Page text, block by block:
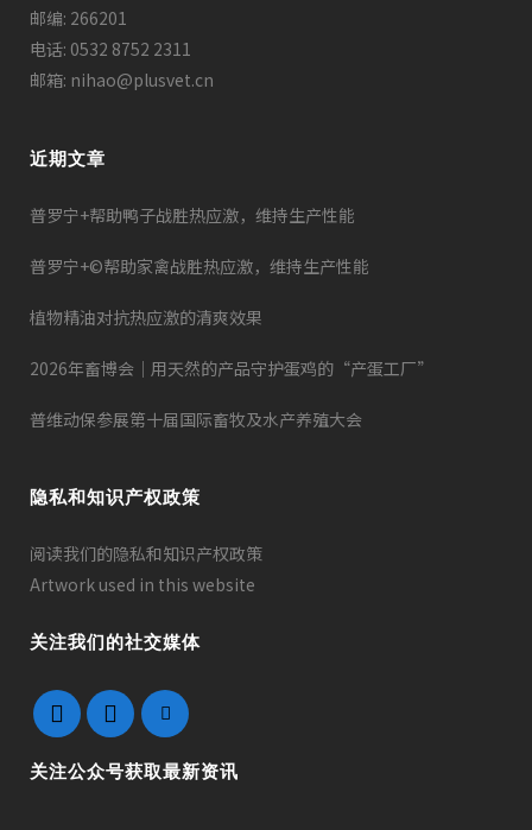
邮编: 266201
电话: 0532 8752 2311
邮箱: nihao@plusvet.cn
近期文章
普罗宁+帮助鸭子战胜热应激，维持生产性能
普罗宁+©帮助家禽战胜热应激，维持生产性能
植物精油对抗热应激的清爽效果
2026年畜博会｜用天然的产品守护蛋鸡的“产蛋工厂”
普维动保参展第十届国际畜牧及水产养殖大会
隐私和知识产权政策
阅读我们的隐私和知识产权政策
Artwork used in this website
关注我们的社交媒体
关注公众号获取最新资讯